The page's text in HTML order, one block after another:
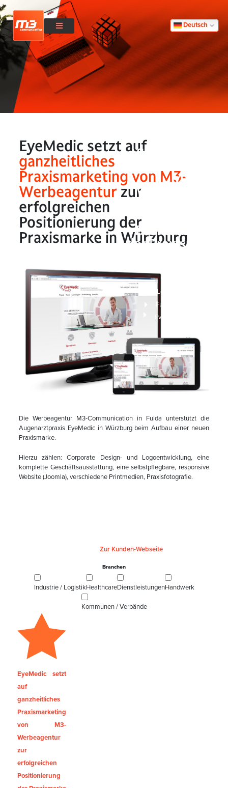
Deutsch
Leistungen
Full Service
EyeMedic setzt auf ganzheitliches Praxismarketing von M3-Werbeagentur zur erfolgreichen Positionierung der Praxismarke in Würzburg
ganzheitliches
von M3-
Werbeagentur
Positionierung
der Praxismarke
EyeMedic setzt auf
ganzheitliches
Praxismarketing von M3-
Werbeagenturzur
erfolgreichen
Positionierung der
Praxismarke in Würzburg
Die Werbeagentur M3-Communication in Fulda unterstützt die
Augenarztpraxis EyeMedic in Würzburg beim Aufbau einer neuen
Praxismarke.
Hierzu zählen: Corporate Design- und Logoentwicklung, eine
komplette Geschäftsausstattung, eine selbstpflegbare, responsive
Website (Joomla), verschiedene Printmedien, Praxisfotografie.
Zur Kunden-Webseite
Branchen
Industrie / LogistikHealthcareDienstleistungenHandwerk
Kommunen / Verbände
EyeMedic setzt
auf
ganzheitliches
Praxismarketing
von M3-
Werbeagentur
zur
erfolgreichen
Positionierung